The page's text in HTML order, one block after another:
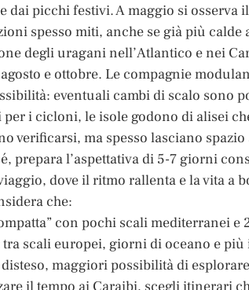
dai picchi festivi. A maggio si
spesso miti, anche se già più calde
degli uragani nell’Atlantico e nei
e ottobre. Le compagnie
eventuali cambi di scalo sono
i cicloni, le isole godono di alisei
verificarsi, ma spesso lasciano
prepara l’aspettativa di 5-7 giorni
dove il ritmo rallenta e la vita a
che:
con pochi scali mediterranei
scali europei, giorni di oceano e più
maggiori possibilità di
il tempo ai Caraibi, scegli itinerari